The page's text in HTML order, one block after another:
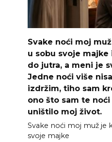
Svake noći moj
u sobu svoje
do jutra, a meni je
Jedne noći više
izdržim, tiho sam
ono što sam te
uništilo moj život.
Svake noći moj muž je
svoje majke